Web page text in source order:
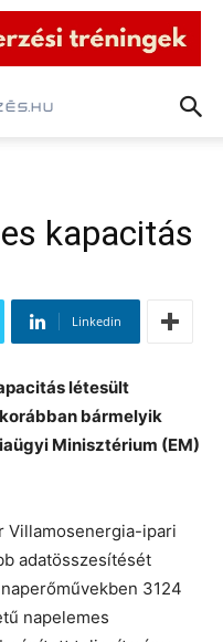
kapacitás
Linkedin
létesült
bármelyik
Minisztérium (EM)
Villamosenergia-ipari
adatösszesítését
3124
napelemes